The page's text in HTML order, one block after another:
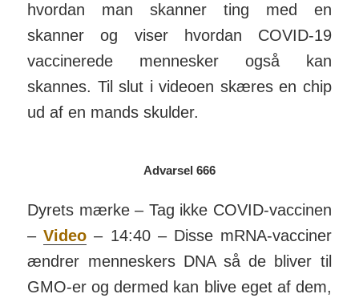
hvordan man skanner ting med en
skanner og viser hvordan COVID-19
vacci­­nerede men­­nesker også kan
skannes. Til slut i videoen skæres en chip
ud af en mands skulder.
Advarsel 666
Dyrets mærke – Tag ikke COVID-vaccinen
–Video – 14:40 – Disse mRNA-vac­ciner
ændrer men­neskers DNA så de bliver til
GMO-er og dermed kan blive eget af dem,